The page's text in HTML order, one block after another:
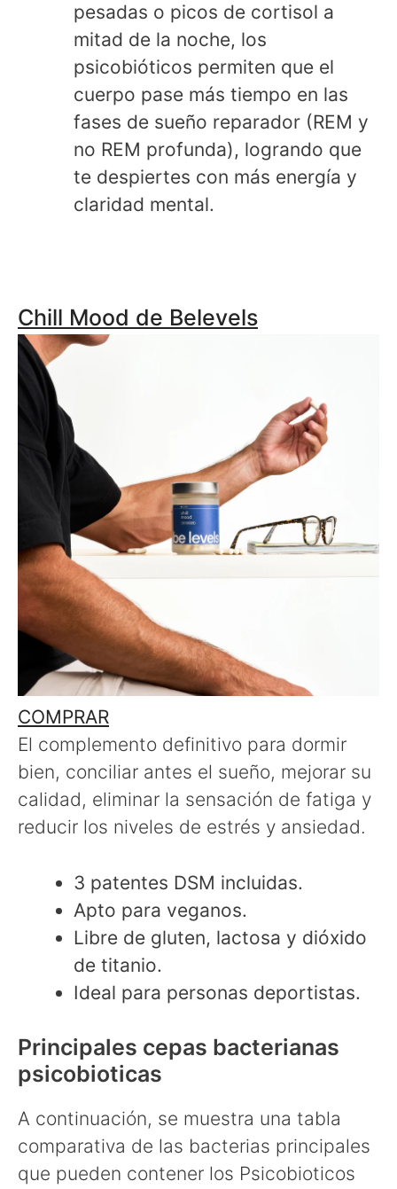
pesadas o picos de cortisol a
mitad de la noche, los
psicobióticos permiten que el
cuerpo pase más tiempo en las
fases de sueño reparador (REM y
no REM profunda), logrando que
te despiertes con más energía y
claridad mental.
Chill Mood de Belevels
COMPRAR
El complemento definitivo para dormir
bien, conciliar antes el sueño, mejorar su
calidad, eliminar la sensación de fatiga y
reducir los niveles de estrés y ansiedad.
3 patentes DSM incluidas.
Apto para veganos.
Libre de gluten, lactosa y dióxido
de titanio.
Ideal para personas deportistas.
Principales cepas bacterianas
psicobioticas
A continuación, se muestra una tabla
comparativa de las bacterias principales
que pueden contener los Psicobioticos